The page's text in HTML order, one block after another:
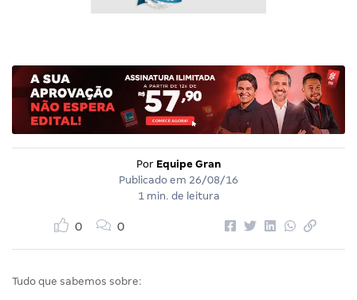
Por Equipe Gran
Publicado em 26/08/16
1 min. de leitura
0 0
Tudo que sabemos sobre: